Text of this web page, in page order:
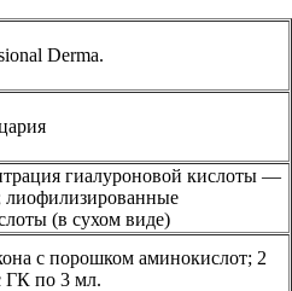
Derma.
гиалуроновой кислоты —
лиофилизированные
(в сухом виде)
с порошком аминокислот; 2
ГК по 3 мл.